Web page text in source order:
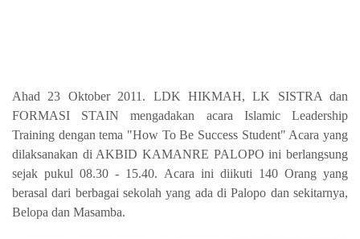
Ahad 23 Oktober 2011. LDK HIKMAH, LK SISTRA dan
FORMASI STAIN mengadakan acara Islamic Leadership
Training dengan tema "How To Be Success Student" Acara yang
dilaksanakan di AKBID KAMANRE PALOPO ini berlangsung
sejak pukul 08.30 - 15.40. Acara ini diikuti 140 Orang yang
berasal dari berbagai sekolah yang ada di Palopo dan sekitarnya,
Belopa dan Masamba.